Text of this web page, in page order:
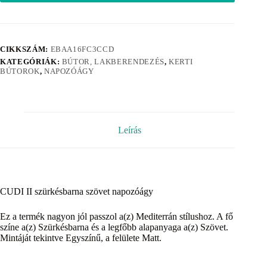
CIKKSZÁM: EBAA16FC3CCD
KATEGÓRIÁK: BÚTOR, LAKBERENDEZÉS,KERTI
BÚTOROK, NAPOZÓÁGY
Leírás
CUDI II szürkésbarna szövet napozóágy
Ez a termék nagyon jól passzol a(z) Mediterrán stílushoz. A fő
színe a(z) Szürkésbarna és a legfőbb alapanyaga a(z) Szövet.
Mintáját tekintve Egyszínű, a felülete Matt.